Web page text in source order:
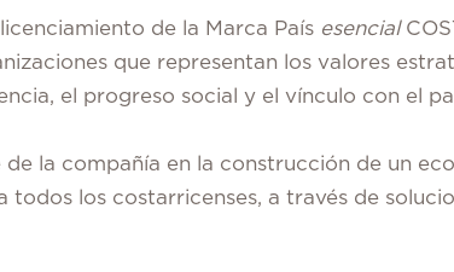
de la Marca País esencial
que representan los valores
el progreso social y el vínculo con el
la compañía en la construcción de un
todos los costarricenses, a través de